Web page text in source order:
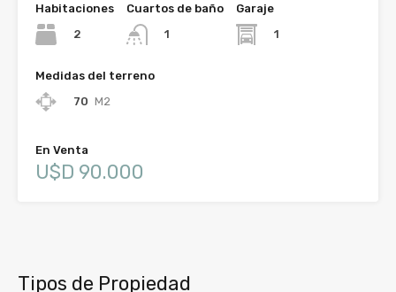
Habitaciones
2
Cuartos de baño
1
Garaje
1
Medidas del terreno
70 M2
En Venta
U$D 90.000
Tipos de Propiedad